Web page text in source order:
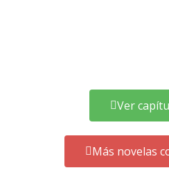
Ver
Más novelas